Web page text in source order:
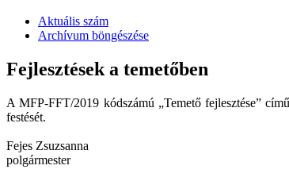
Aktuális szám
Archívum böngészése
Fejlesztések a temetőben
A MFP-FFT/2019 kódszámú „Temető fejlesztése”
festését.
Fejes Zsuzsanna
polgármester